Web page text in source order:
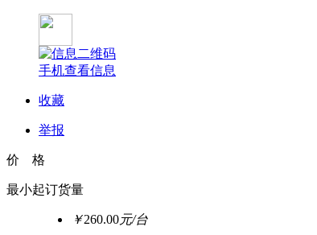
手机查看信息
收藏
举报
价 格
最小起订货量
￥260.00元/台